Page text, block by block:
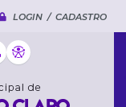
LOGIN / CADASTRO